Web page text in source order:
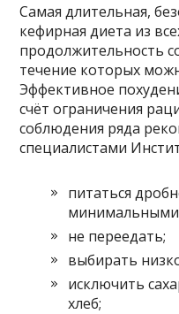
Самая длительная,
кефирная диета из
продолжительность
течение которых
Эффективное
счёт ограничения
соблюдения ряда
специалистами
питаться
не переедать;
выбирать
исключить
хлеб;